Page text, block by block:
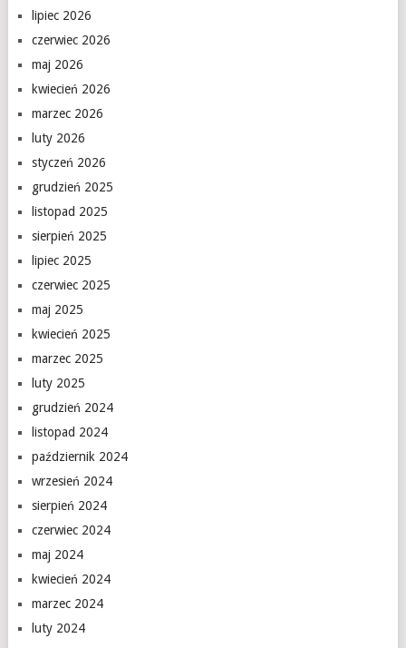
lipiec 2026
czerwiec 2026
maj 2026
kwiecień 2026
marzec 2026
luty 2026
styczeń 2026
grudzień 2025
listopad 2025
sierpień 2025
lipiec 2025
czerwiec 2025
maj 2025
kwiecień 2025
marzec 2025
luty 2025
grudzień 2024
listopad 2024
październik 2024
wrzesień 2024
sierpień 2024
czerwiec 2024
maj 2024
kwiecień 2024
marzec 2024
luty 2024